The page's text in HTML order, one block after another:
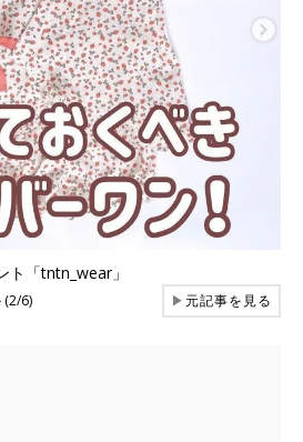
「tntn_wear」
(2/6) ▶元記事を見る